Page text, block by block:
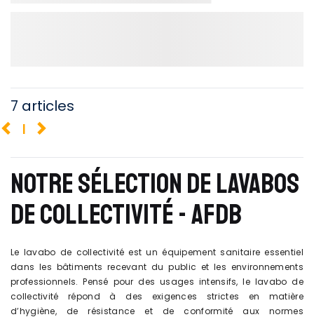
7 articles
1
NOTRE SÉLECTION DE LAVABOS
DE COLLECTIVITÉ - AFDB
Le lavabo de collectivité est un équipement sanitaire essentiel
dans les bâtiments recevant du public et les environnements
professionnels. Pensé pour des usages intensifs, le lavabo de
collectivité répond à des exigences strictes en matière
d’hygiène, de résistance et de conformité aux normes